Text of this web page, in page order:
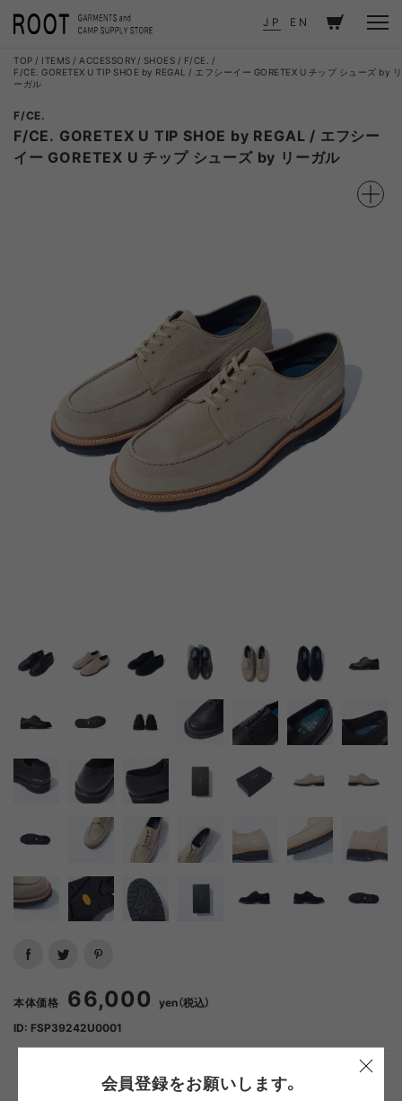
JP EN
TOP ITEMS ACCESSORY SHOES
F/CE.
F/CE. GORETEX U TIP SHOE by REGAL / エフシーイー GORETEX U チップ シューズ by リ
ーガル
F/CE.
F/CE. GORETEX U TIP SHOE by REGAL / エフシー
イー GORETEX U チップ シューズ by リーガル
本体価格 66,000 yen（税込）
ID: FSP39242U0001
Beige(Suede) SIZE SELECT
会員登録をお願いします。